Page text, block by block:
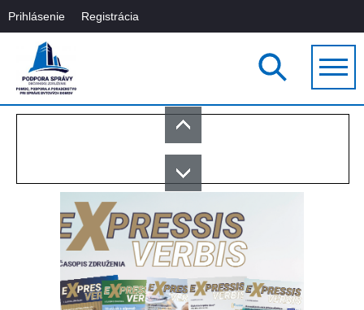
Prihlásenie Registrácia